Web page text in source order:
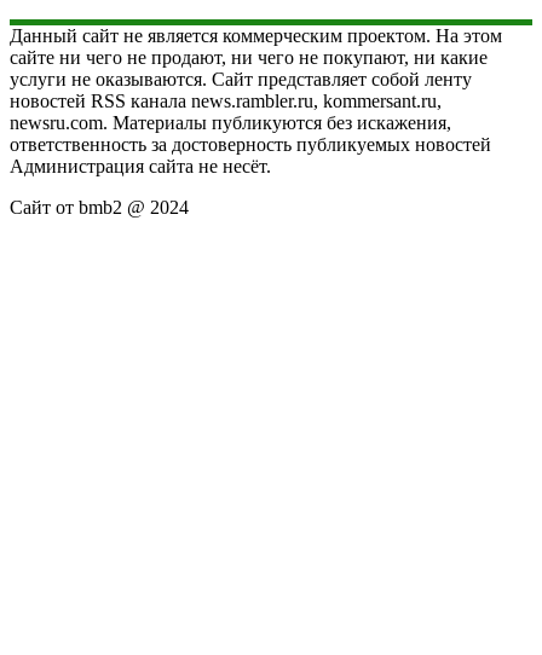
Данный сайт не является коммерческим проектом. На этом
сайте ни чего не продают, ни чего не покупают, ни какие
услуги не оказываются. Сайт представляет собой ленту
новостей RSS канала news.rambler.ru, kommersant.ru,
newsru.com. Материалы публикуются без искажения,
ответственность за достоверность публикуемых новостей
Администрация сайта не несёт.
Сайт от bmb2 @ 2024